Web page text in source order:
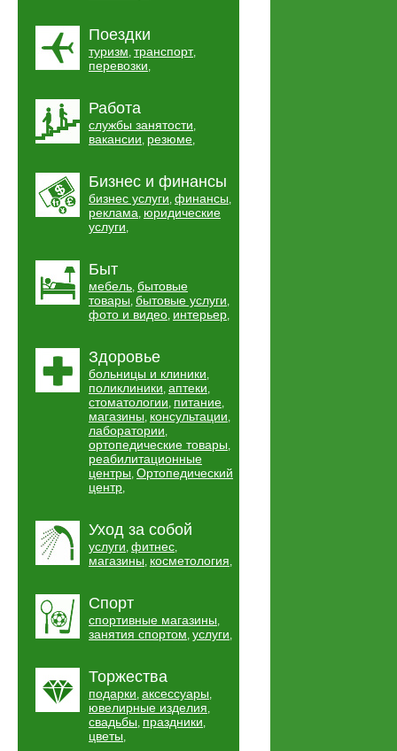
Поездки
туризм, транспорт,
перевозки,
Работа
службы занятости,
вакансии, резюме,
Бизнес и финансы
бизнес услуги, финансы,
реклама, юридические
услуги,
Быт
мебель, бытовые
товары, бытовые услуги,
фото и видео, интерьер,
Здоровье
больницы и клиники,
поликлиники, аптеки,
стоматологии, питание,
магазины, консультации,
лаборатории,
ортопедические товары,
реабилитационные
центры, Ортопедический
центр,
Уход за собой
услуги, фитнес,
магазины, косметология,
Спорт
спортивные магазины,
занятия спортом, услуги,
Торжества
подарки, аксессуары,
ювелирные изделия,
свадьбы, праздники,
цветы,